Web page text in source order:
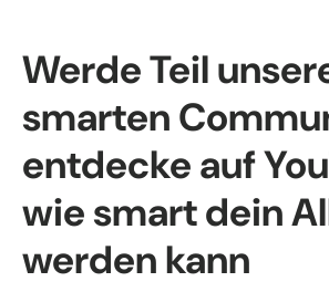
Werde Teil
smarten
entdecke auf
wie smart dein
werden kann